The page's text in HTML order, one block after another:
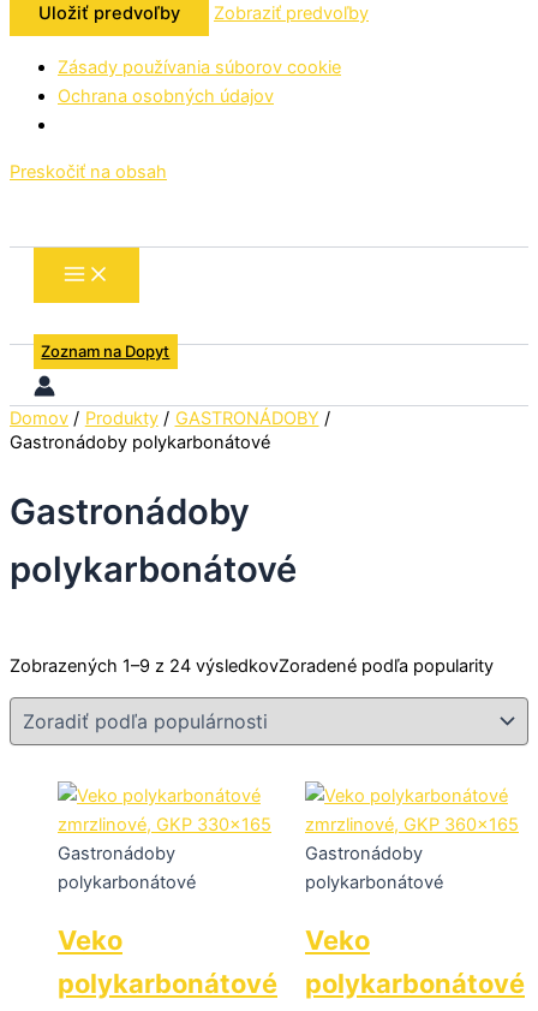
Uložiť predvoľby Zobraziť predvoľby
Zásady používania súborov cookie
Ochrana osobných údajov
Preskočiť na obsah
Zoznam na Dopyt
Domov Produkty
GASTRONÁDOBY
Gastronádoby polykarbonátové
Gastronádoby
polykarbonátové
Zobrazených 1–9 z 24 výsledkovZoradené podľa popularity
Gastronádoby
polykarbonátové
Veko
polykarbonátové
Gastronádoby
polykarbonátové
Veko
polykarbonátové